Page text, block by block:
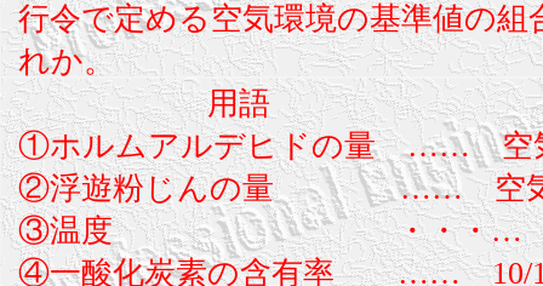
行令で定める空気環境の基準値の
れか。
用語 基
①ホルムアルデヒドの量 …… 空気
②浮遊粉じんの量 …… 空気ｌ
③温度 ・・・… 17度
④一酸化炭素の含有率 …… 10/